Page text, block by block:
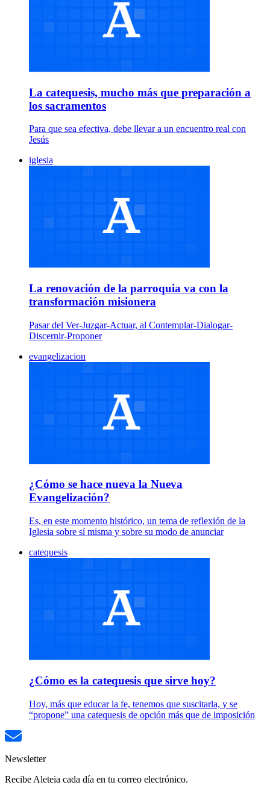
La catequesis, mucho más que preparación a
los sacramentos
Para que sea efectiva, debe llevar a un encuentro real con
Jesús
iglesia
La renovación de la parroquia va con la
transformación misionera
Pasar del Ver-Juzgar-Actuar, al Contemplar-Dialogar-
Discernir-Proponer
evangelizacion
¿Cómo se hace nueva la Nueva
Evangelización?
Es, en este momento histórico, un tema de reflexión de la
Iglesia sobre sí misma y sobre su modo de anunciar
catequesis
¿Cómo es la catequesis que sirve hoy?
Hoy, más que educar la fe, tenemos que suscitarla, y se
“propone” una catequesis de opción más que de imposición
Newsletter
Recibe Aleteia cada día en tu correo electrónico.